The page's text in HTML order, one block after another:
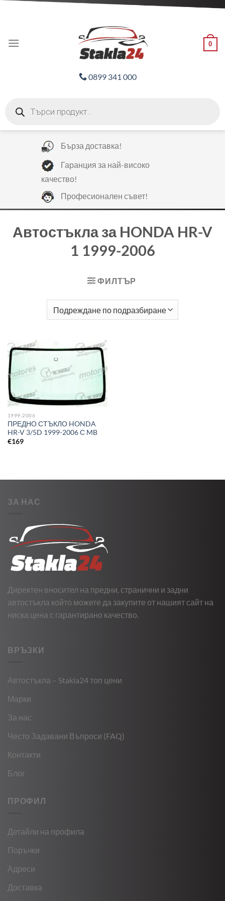
0
0899 341 000
search
Бърза доставка!
Гаранция за най-високо
качество!
Професионален съвет!
Автостъкла за HONDA HR-V
1 1999-2006
ФИЛТЪР
1999-2006
ПРЕДНО СТЪКЛО HONDA
HR-V 3/5D 1999-2006 С MB
€169
ЗА НАС
Директен вносител на предни, странични и задни
автостъкла който можете да закупите от нашият сайт на
ниска цена с гарантирано качество.
ВРЪЗКИ
Автостъкла – Stakla24 топ цени
Марки
За нас
Често Задавани Въпроси (FAQ)
Контакти
Блог
ПРОФИЛ
Детайли на профила
Поръчки
Адреси
Доставка